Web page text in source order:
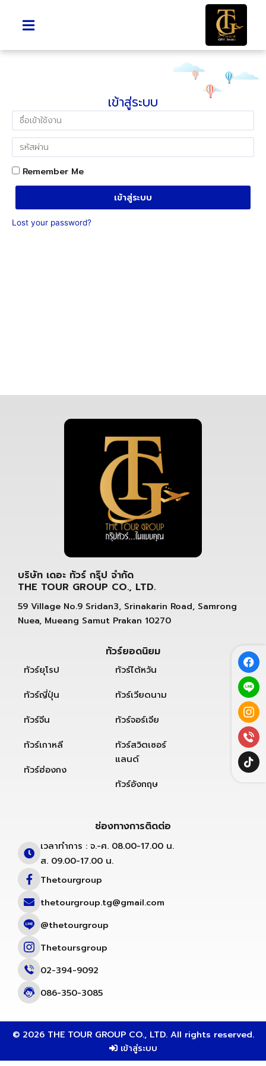
เข้าสู่ระบบ
Remember Me
เข้าสู่ระบบ
Lost your password?
บริษัท เดอะ ทัวร์ กรุ๊ป จำกัด
THE TOUR GROUP CO., LTD.
59 Village No.9 Sridan3, Srinakarin Road, Samrong
Nuea, Mueang Samut Prakan 10270
ทัวร์ยอดนิยม
ทัวร์ยุโรป
ทัวร์ญี่ปุ่น
ทัวร์จีน
ทัวร์เกาหลี
ทัวร์ฮ่องกง
ทัวร์ไต้หวัน
ทัวร์เวียดนาม
ทัวร์จอร์เจีย
ทัวร์สวิตเซอร์
แลนด์
ทัวร์อังกฤษ
ช่องทางการติดต่อ
เวลาทำการ : จ.-ศ. 08.00-17.00 น.
ส. 09.00-17.00 น.
Thetourgroup
thetourgroup.tg@gmail.com
@thetourgroup
Thetoursgroup
02-394-9092
086-350-3085
© 2026 THE TOUR GROUP CO., LTD. All rights reserved.
เข้าสู่ระบบ